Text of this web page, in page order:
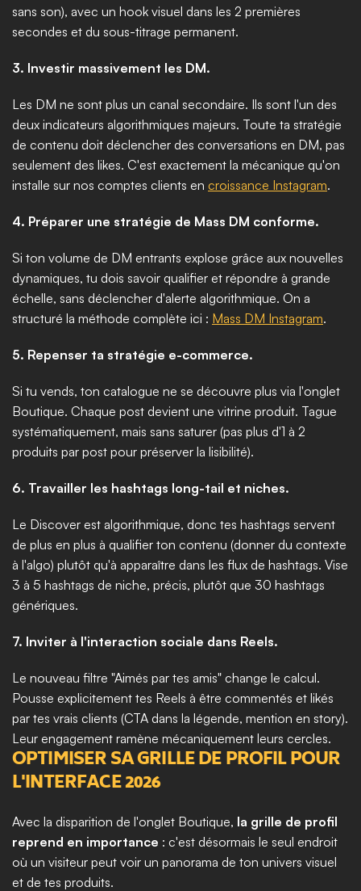
sans son), avec un hook visuel dans les 2 premières
secondes et du sous-titrage permanent.
3. Investir massivement les DM.
Les DM ne sont plus un canal secondaire. Ils sont l'un des
deux indicateurs algorithmiques majeurs. Toute ta stratégie
de contenu doit déclencher des conversations en DM, pas
seulement des likes. C'est exactement la mécanique qu'on
installe sur nos comptes clients en croissance Instagram.
4. Préparer une stratégie de Mass DM conforme.
Si ton volume de DM entrants explose grâce aux nouvelles
dynamiques, tu dois savoir qualifier et répondre à grande
échelle, sans déclencher d'alerte algorithmique. On a
structuré la méthode complète ici : Mass DM Instagram.
5. Repenser ta stratégie e-commerce.
Si tu vends, ton catalogue ne se découvre plus via l'onglet
Boutique. Chaque post devient une vitrine produit. Tague
systématiquement, mais sans saturer (pas plus d'1 à 2
produits par post pour préserver la lisibilité).
6. Travailler les hashtags long-tail et niches.
Le Discover est algorithmique, donc tes hashtags servent
de plus en plus à qualifier ton contenu (donner du contexte
à l'algo) plutôt qu'à apparaître dans les flux de hashtags. Vise
3 à 5 hashtags de niche, précis, plutôt que 30 hashtags
génériques.
7. Inviter à l'interaction sociale dans Reels.
Le nouveau filtre "Aimés par tes amis" change le calcul.
Pousse explicitement tes Reels à être commentés et likés
par tes vrais clients (CTA dans la légende, mention en story).
Leur engagement ramène mécaniquement leurs cercles.
OPTIMISER SA GRILLE DE PROFIL POUR
L'INTERFACE 2026
Avec la disparition de l'onglet Boutique, la grille de profil
reprend en importance : c'est désormais le seul endroit
où un visiteur peut voir un panorama de ton univers visuel
et de tes produits.